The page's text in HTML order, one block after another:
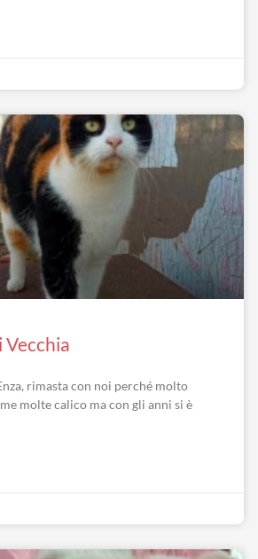
Vecchia
rimasta con noi perché molto
molte calico ma con gli anni si è